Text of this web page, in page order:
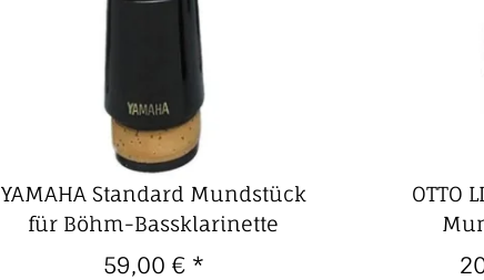
YAMAHA Standard Mundstück
für Böhm-Bassklarinette
59,00 € *
OTTO